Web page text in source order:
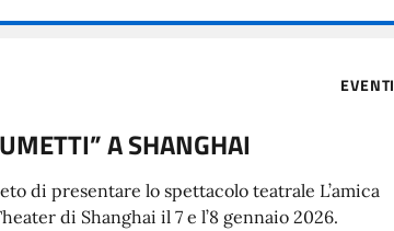
EVENTI
A SHANGHAI
di presentare lo spettacolo teatrale L’amica
di Shanghai il 7 e l’8 gennaio 2026.